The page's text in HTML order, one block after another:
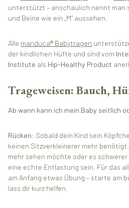
unterstützt – anschaulich nennt man
und Beine wie ein „M“ aussehen.
Alle manduca® Babytragen
der kindlichen Hüfte und sind vom
Institute als Hip-Healthy Product
Trageweisen: Bauch,
Ab wann kann ich mein Baby seitlich
Rücken: Sobald dein Kind sein
keinen Sitzverkleinerer mehr
mehr sehen möchte oder es
eine echte Entlastung sein. Für das
am Anfang etwas Übung – starte am
lass dir kurz helfen.